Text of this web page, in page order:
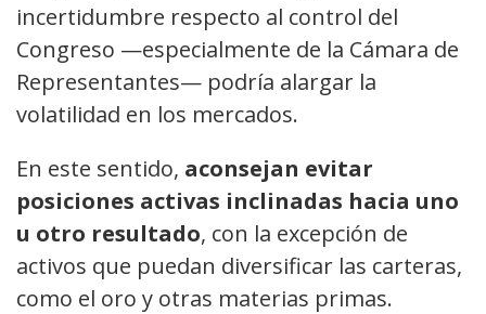
incertidumbre respecto al control del
Congreso —especialmente de la Cámara de
Representantes— podría alargar la
volatilidad en los mercados.
En este sentido, aconsejan evitar
posiciones activas inclinadas hacia uno
u otro resultado, con la excepción de
activos que puedan diversificar las carteras,
como el oro y otras materias primas.